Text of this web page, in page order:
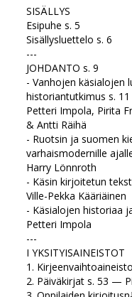
SISÄLLYS
Esipuhe s. 5
Sisällysluettelo s. 6
---
JOHDANTO s. 9
- Vanhojen käsialojen
historiantutkimus s. 11
Petteri Impola, Pirita
& Antti Räihä
- Ruotsin ja suomen
varhaismodernille
Harry Lönnroth
- Käsin kirjoitetun
Ville-Pekka Kääriäinen
- Käsialojen historiaa
Petteri Impola
---
I YKSITYISAINEISTOT
1.
2. Päiväkirjat s. 53 —